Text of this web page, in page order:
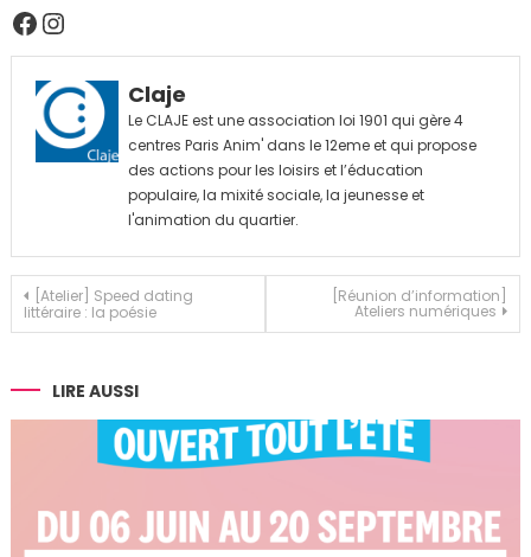
Facebook
Instagram
Claje
Le CLAJE est une association loi 1901 qui gère 4
centres Paris Anim' dans le 12eme et qui propose
des actions pour les loisirs et l’éducation
populaire, la mixité sociale, la jeunesse et
l'animation du quartier.
Navigation
de
l’article
[Atelier] Speed dating
littéraire : la poésie
[Réunion d’information]
Ateliers numériques
LIRE AUSSI